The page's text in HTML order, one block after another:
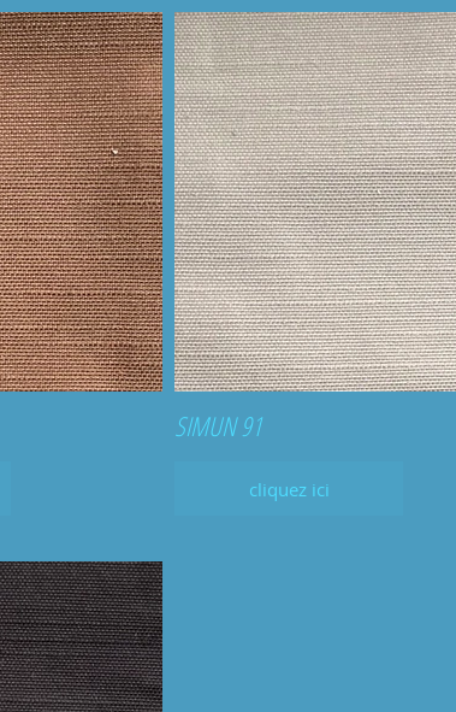
SIMUN 91
cliquez ici